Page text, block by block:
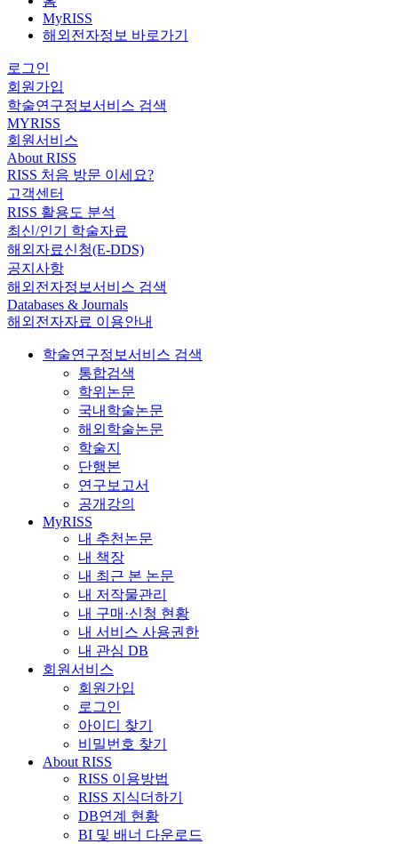
MyRISS
해외전자정보 바로가기
로그인
회원가입
학술연구정보서비스 검색
MYRISS
회원서비스
About RISS
RISS 처음 방문 이세요?
고객센터
RISS 활용도 분석
최신/인기 학술자료
해외자료신청(E-DDS)
공지사항
해외전자정보서비스 검색
Databases & Journals
해외전자자료 이용안내
학술연구정보서비스 검색
통합검색
학위논문
국내학술논문
해외학술논문
학술지
단행본
연구보고서
공개강의
MyRISS
내 추천논문
내 책장
내 최근 본 논문
내 저작물관리
내 구매·신청 현황
내 서비스 사용권한
내 관심 DB
회원서비스
회원가입
로그인
아이디 찾기
비밀번호 찾기
About RISS
RISS 이용방법
RISS 지식더하기
DB연계 현황
BI 및 배너 다운로드